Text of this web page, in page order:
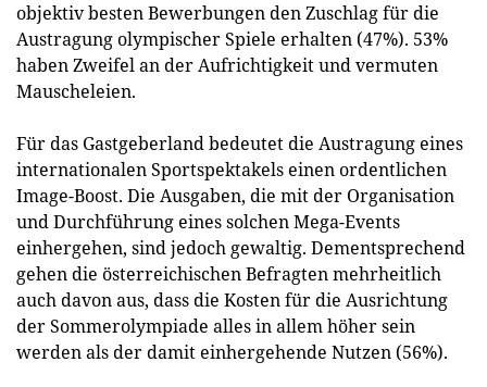
objektiv besten Bewerbungen den Zuschlag für die
Austragung olympischer Spiele erhalten (47%). 53%
haben Zweifel an der Aufrichtigkeit und vermuten
Mauscheleien.
Für das Gastgeberland bedeutet die Austragung eines
internationalen Sportspektakels einen ordentlichen
Image-Boost. Die Ausgaben, die mit der Organisation
und Durchführung eines solchen Mega-Events
einhergehen, sind jedoch gewaltig. Dementsprechend
gehen die österreichischen Befragten mehrheitlich
auch davon aus, dass die Kosten für die Ausrichtung
der Sommerolympiade alles in allem höher sein
werden als der damit einhergehende Nutzen (56%).